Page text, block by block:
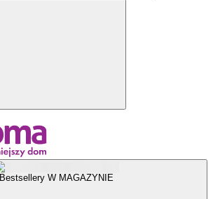
Bestsellery W MAGAZYNIE